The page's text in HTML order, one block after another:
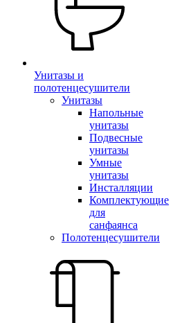
Унитазы и
полотенцесушители
Унитазы
Напольные
унитазы
Подвесные
унитазы
Умные
унитазы
Инсталляции
Комплектующие
для
санфаянса
Полотенцесушители